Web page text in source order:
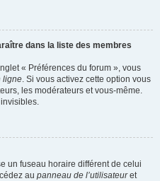
dans la liste des membres
« Préférences du forum », vous
ligne. Si vous activez cette option vous
les modérateurs et vous-même.
un fuseau horaire différent de celui
au panneau de l’utilisateuret